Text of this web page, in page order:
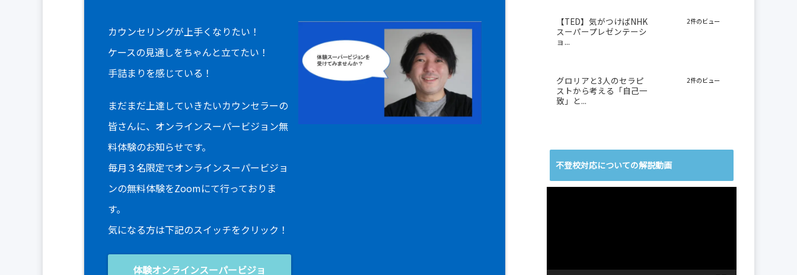
カウンセリングが上手くなりたい！
ケースの見通しをちゃんと立てたい！
手詰まりを感じている！
まだまだ上達していきたいカウンセラーの
皆さんに、オンラインスーパービジョン無
料体験のお知らせです。
毎月３名限定でオンラインスーパービジョ
ンの無料体験をZoomにて行っておりま
す。
気になる方は下記のスイッチをクリック！
体験オンラインスーパービジョ
【TED】気がつけばNHK
スーパープレゼンテーシ
ョ...
2件のビュー
グロリアと3人のセラピ
ストから考える「自己一
致」と...
2件のビュー
不登校対応についての解説動画